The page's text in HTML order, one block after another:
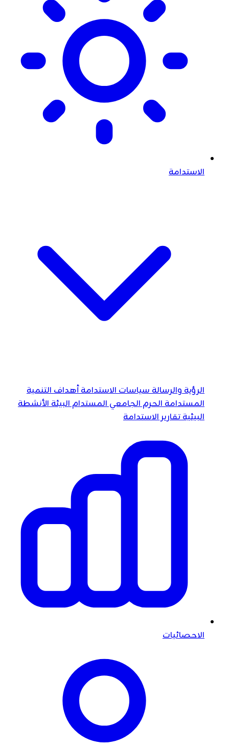
الاستدامة
الرؤية والرسالةسياسات الاستدامةأهداف التنمية
المستدامةالحرم الجامعي المستدامالبيئةالأنشطة
البيئيةتقارير الاستدامة
الاحصائيات